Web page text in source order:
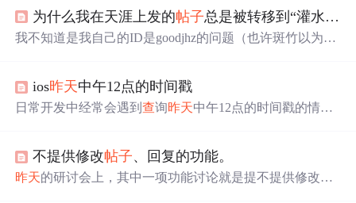
为什么我在天涯上发的帖子总是被转移到“灌水专区”？
我不知道是我自己的ID是goodjhz的问题（也许斑竹以为我
题）。 不解但不郁闷。 不过我再也不想在天涯上发
了。『灌水专区』今天你过圣诞吗?作者：goodjhz 提交日
ios昨天中午12点的时间戳
日常开发中经常会遇到查询昨天中午12点的时间戳的情
询。看了很多网上的帖子，写的都不会很清楚，有的很麻
烦，这里推荐一种简单的方法 NSString *today = [self getCur
不提供修改帖子、回复的功能。
昨天的研讨会上，其中一项功能讨论就是提不提供修改功